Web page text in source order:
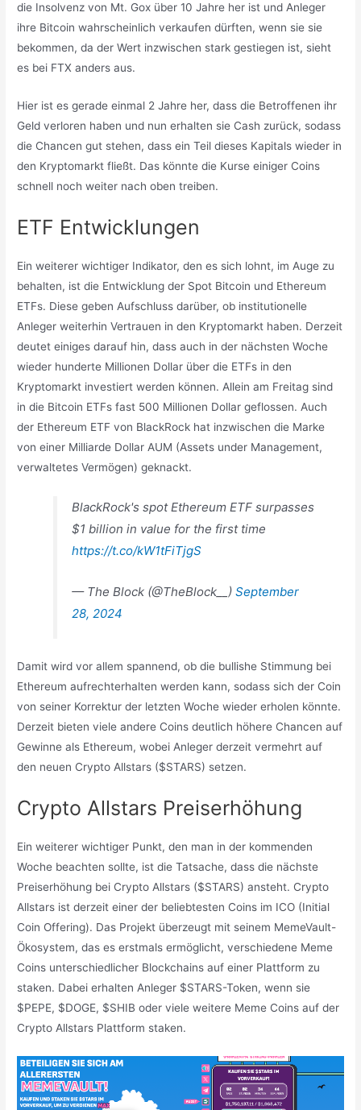
die Insolvenz von Mt. Gox über 10 Jahre her ist und Anleger
ihre Bitcoin wahrscheinlich verkaufen dürften, wenn sie sie
bekommen, da der Wert inzwischen stark gestiegen ist, sieht
es bei FTX anders aus.
Hier ist es gerade einmal 2 Jahre her, dass die Betroffenen ihr
Geld verloren haben und nun erhalten sie Cash zurück, sodass
die Chancen gut stehen, dass ein Teil dieses Kapitals wieder in
den Kryptomarkt fließt. Das könnte die Kurse einiger Coins
schnell noch weiter nach oben treiben.
ETF Entwicklungen
Ein weiterer wichtiger Indikator, den es sich lohnt, im Auge zu
behalten, ist die Entwicklung der Spot Bitcoin und Ethereum
ETFs. Diese geben Aufschluss darüber, ob institutionelle
Anleger weiterhin Vertrauen in den Kryptomarkt haben. Derzeit
deutet einiges darauf hin, dass auch in der nächsten Woche
wieder hunderte Millionen Dollar über die ETFs in den
Kryptomarkt investiert werden können. Allein am Freitag sind
in die Bitcoin ETFs fast 500 Millionen Dollar geflossen. Auch
der Ethereum ETF von BlackRock hat inzwischen die Marke
von einer Milliarde Dollar AUM (Assets under Management,
verwaltetes Vermögen) geknackt.
BlackRock's spot Ethereum ETF surpasses
$1 billion in value for the first time
https://t.co/kW1tFiTjgS
— The Block (@TheBlock__)September
28, 2024
Damit wird vor allem spannend, ob die bullishe Stimmung bei
Ethereum aufrechterhalten werden kann, sodass sich der Coin
von seiner Korrektur der letzten Woche wieder erholen könnte.
Derzeit bieten viele andere Coins deutlich höhere Chancen auf
Gewinne als Ethereum, wobei Anleger derzeit vermehrt auf
den neuen Crypto Allstars ($STARS) setzen.
Crypto Allstars Preiserhöhung
Ein weiterer wichtiger Punkt, den man in der kommenden
Woche beachten sollte, ist die Tatsache, dass die nächste
Preiserhöhung bei Crypto Allstars ($STARS) ansteht. Crypto
Allstars ist derzeit einer der beliebtesten Coins im ICO (Initial
Coin Offering). Das Projekt überzeugt mit seinem MemeVault-
Ökosystem, das es erstmals ermöglicht, verschiedene Meme
Coins unterschiedlicher Blockchains auf einer Plattform zu
staken. Dabei erhalten Anleger $STARS-Token, wenn sie
$PEPE, $DOGE, $SHIB oder viele weitere Meme Coins auf der
Crypto Allstars Plattform staken.